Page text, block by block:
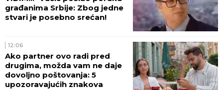
građanima Srbije: Zbog jedne
stvari je posebno srećan!
12:06
Ako partner ovo radi pred
drugima, možda vam ne daje
dovoljno poštovanja: 5
upozoravajućih znakova